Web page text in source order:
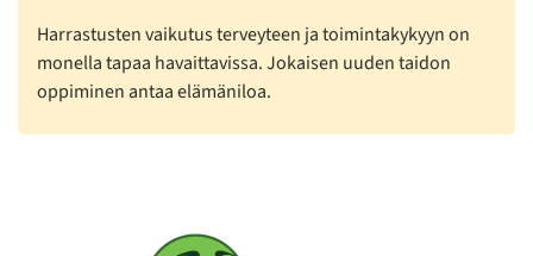
Harrastusten vaikutus terveyteen ja toimintakykyyn on
monella tapaa havaittavissa. Jokaisen uuden taidon
oppiminen antaa elämäniloa.